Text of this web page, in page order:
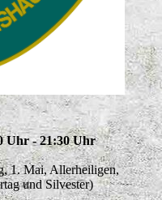
Uhr - 21:30 Uhr
1. Mai, Allerheiligen,
und Silvester)